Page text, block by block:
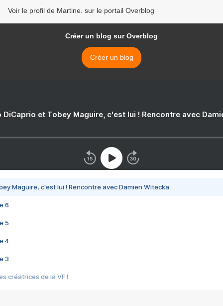
Voir le profil de Martine. sur le portail Overblog
Créer un blog sur Overblog
Créer un blog
DiCaprio et Tobey Maguire, c'est lui ! Rencontre avec
Maguire, c'est lui ! Rencontre avec Damien Witecka
6
5
4
3
créatrices de la VF !